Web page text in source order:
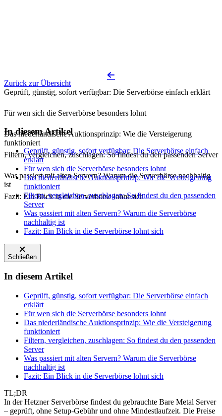
Zurück zur Übersicht
Geprüft, günstig, sofort verfügbar: Die Serverbörse einfach erklärt
Für wen sich die Serverbörse besonders lohnt
Das niederländische Auktionsprinzip: Wie die Versteigerung
funktioniert
Filtern, vergleichen, zuschlagen: So findest du den passenden Server
Was passiert mit alten Servern? Warum die Serverbörse nachhaltig
ist
Fazit: Ein Blick in die Serverbörse lohnt sich
In diesem Artikel
Geprüft, günstig, sofort verfügbar: Die Serverbörse einfach
erklärt
Für wen sich die Serverbörse besonders lohnt
Das niederländische Auktionsprinzip: Wie die Versteigerung
funktioniert
Filtern, vergleichen, zuschlagen: So findest du den passenden
Server
Was passiert mit alten Servern? Warum die Serverbörse
nachhaltig ist
Fazit: Ein Blick in die Serverbörse lohnt sich
Schließen
In diesem Artikel
Geprüft, günstig, sofort verfügbar: Die Serverbörse einfach
erklärt
Für wen sich die Serverbörse besonders lohnt
Das niederländische Auktionsprinzip: Wie die Versteigerung
funktioniert
Filtern, vergleichen, zuschlagen: So findest du den passenden
Server
Was passiert mit alten Servern? Warum die Serverbörse
nachhaltig ist
Fazit: Ein Blick in die Serverbörse lohnt sich
TL;DR
In der Hetzner Serverbörse findest du gebrauchte Bare Metal Server
– geprüft, ohne Setup-Gebühr und ohne Mindestlaufzeit. Die Preise